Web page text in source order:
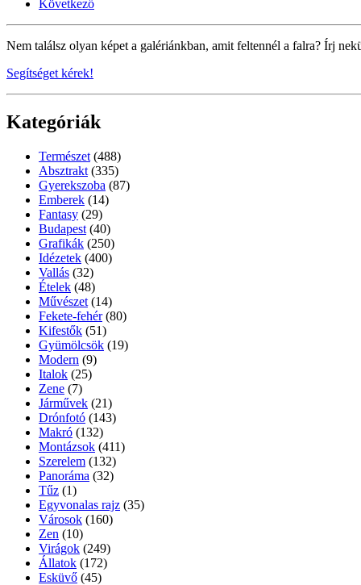
Következő
Nem találsz olyan képet a galériánkban, amit feltennél a falra? Írj
Segítséget kérek!
Kategóriák
Természet (488)
Absztrakt (335)
Gyerekszoba (87)
Emberek (14)
Fantasy (29)
Budapest (40)
Grafikák (250)
Idézetek (400)
Vallás (32)
Ételek (48)
Művészet (14)
Fekete-fehér (80)
Kifestők (51)
Gyümölcsök (19)
Modern (9)
Italok (25)
Zene (7)
Járművek (21)
Drónfotó (143)
Makró (132)
Montázsok (411)
Szerelem (132)
Panoráma (32)
Tűz (1)
Egyvonalas rajz (35)
Városok (160)
Zen (10)
Virágok (249)
Állatok (172)
Esküvő (45)